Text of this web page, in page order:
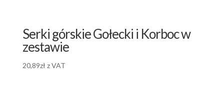
Serki górskie Gołecki i Korboc w
zestawie
20,89zł z VAT